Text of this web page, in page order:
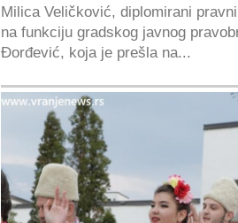
Milica Veličković, diplomirani
na funkciju gradskog javnog
Đorđević, koja je prešla na...